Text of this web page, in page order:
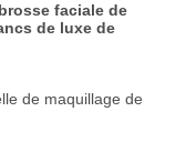
faciale de
de luxe de
de maquillage de